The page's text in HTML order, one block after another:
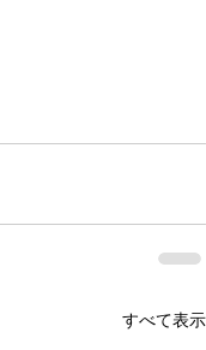
すべて表示